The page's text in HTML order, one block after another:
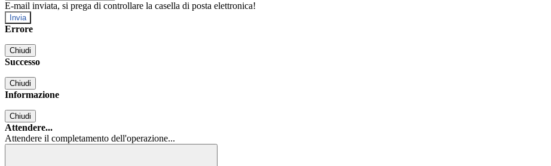
E-mail inviata, si prega di controllare la casella di posta elettronica!
Errore
Chiudi
Successo
Chiudi
Informazione
Chiudi
Attendere...
Attendere il completamento dell'operazione...